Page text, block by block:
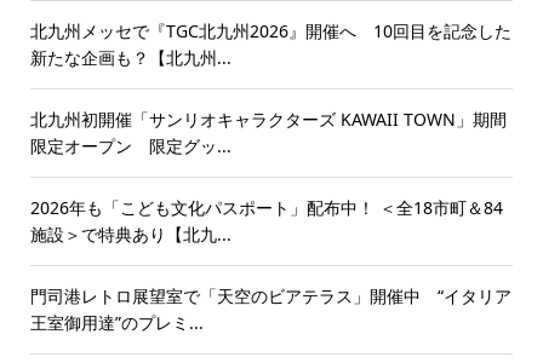
北九州メッセで『TGC北九州2026』開催へ 10回目を記念した
新たな企画も？【北九州...
北九州初開催「サンリオキャラクターズ KAWAII TOWN」期間
限定オープン 限定グッ...
2026年も「こども文化パスポート」配布中！ ＜全18市町＆84
施設＞で特典あり【北九...
門司港レトロ展望室で「天空のビアテラス」開催中 “イタリア
王室御用達”のプレミ...